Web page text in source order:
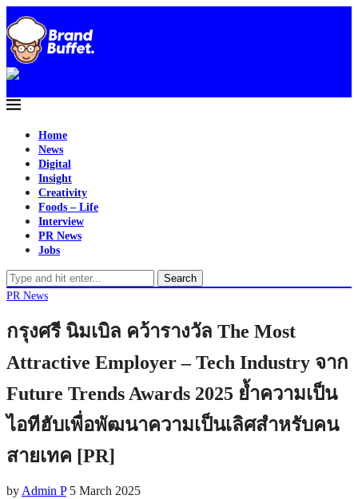
Home
News
Digital
Insight
Creativity
Foods – Life
Interview
PR News
Jobs
Search
PR News
กรุงศรี นิมเบิล คว้ารางวัล The Most
Attractive Employer – Tech Industry จาก
Future Trends Awards 2025 ย้ำความเป็น
ไอทีฮับเพื่อพัฒนาความเป็นเลิศสำหรับคน
สายเทค [PR]
by Admin P 5 March 2025